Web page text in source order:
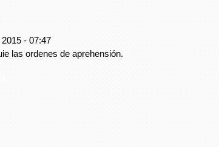
- 07:47
las ordenes de aprehensión.